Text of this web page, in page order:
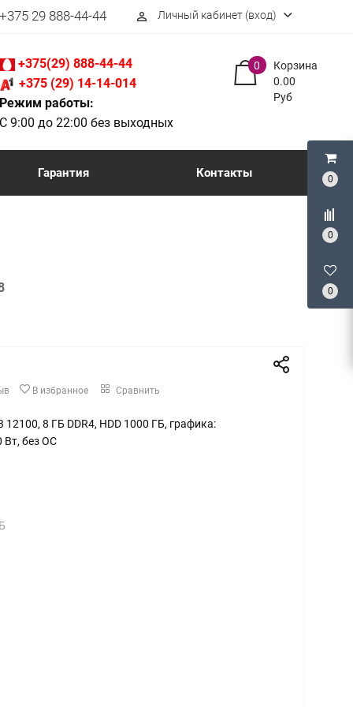
0
0
0
29 888-44-44 perm_identity Личный кабинет (вход)
+375(29) 888-44-44
+375 (29) 14-14-014
Режим работы:
С 9:00 до 22:00 без выходных
Корзина
0
0.00
Руб
Гарантия Контакты
В избранное Сравнить
8 ГБ DDR4, HDD 1000 ГБ, графика:
Вт, без ОС